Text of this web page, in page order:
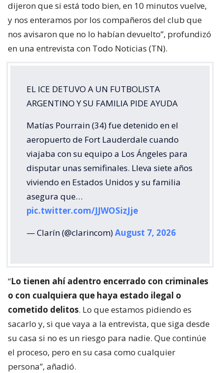
dijeron que si está todo bien, en 10 minutos vuelve,
y nos enteramos por los compañeros del club que
nos avisaron que no lo habían devuelto”, profundizó
en una entrevista con Todo Noticias (TN).
EL ICE DETUVO A UN FUTBOLISTA
ARGENTINO Y SU FAMILIA PIDE AYUDA
Matías Pourrain (34) fue detenido en el
aeropuerto de Fort Lauderdale cuando
viajaba con su equipo a Los Ángeles para
disputar unas semifinales. Lleva siete años
viviendo en Estados Unidos y su familia
asegura que…
pic.twitter.com/JJWOSizJje
— Clarín (@clarincom)August 7, 2026
“Lo tienen ahí adentro encerrado con criminales
o con cualquiera que haya estado ilegal o
cometido delitos. Lo que estamos pidiendo es
sacarlo y, si que vaya a la entrevista, que siga desde
su casa si no es un riesgo para nadie. Que continúe
el proceso, pero en su casa como cualquier
persona”, añadió.